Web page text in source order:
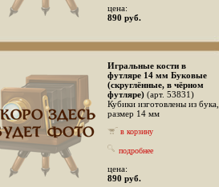
цена:
890 руб.
Игральные кости в
футляре 14 мм Буковые
(скруглённые, в чёрном
футляре) (арт. 53831)
Кубики изготовлены из бука,
размер 14 мм
в корзину
подробнее
цена:
890 руб.